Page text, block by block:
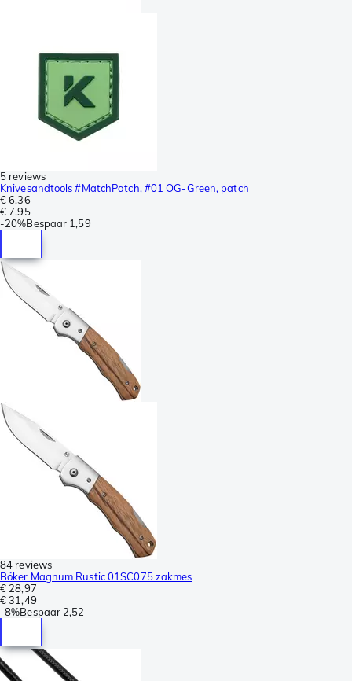
5 reviews
Knivesandtools #MatchPatch, #01 OG-Green, patch
€ 6,36
€ 7,95
-20%Bespaar 1,59
84 reviews
Böker Magnum Rustic 01SC075 zakmes
€ 28,97
€ 31,49
-8%Bespaar 2,52